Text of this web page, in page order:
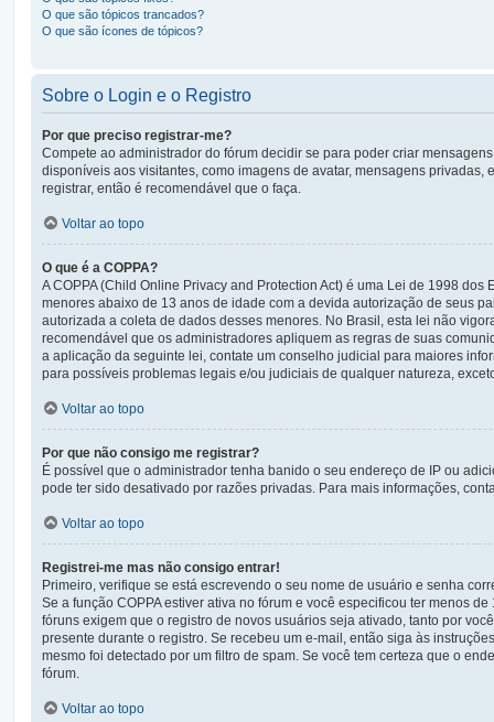
O que são tópicos trancados?
O que são ícones de tópicos?
Sobre o Login e o Registro
Por que preciso registrar-me?
Compete ao administrador do fórum decidir se para poder criar
disponíveis aos visitantes, como imagens de avatar, mensagens
registrar, então é recomendável que o faça.
Voltar ao topo
O que é a COPPA?
A COPPA (Child Online Privacy and Protection Act) é uma Lei de 1998
menores abaixo de 13 anos de idade com a devida autorização de seus
autorizada a coleta de dados desses menores. No Brasil, esta lei não
recomendável que os administradores apliquem as regras de suas
a aplicação da seguinte lei, contate um conselho judicial para maiores
para possíveis problemas legais e/ou judiciais de qualquer natureza,
Voltar ao topo
Por que não consigo me registrar?
É possível que o administrador tenha banido o seu endereço de IP ou
pode ter sido desativado por razões privadas. Para mais informações,
Voltar ao topo
Registrei-me mas não consigo entrar!
Primeiro, verifique se está escrevendo o seu nome de usuário e senha
Se a função COPPA estiver ativa no fórum e você especificou ter menos
fóruns exigem que o registro de novos usuários seja ativado, tanto por
presente durante o registro. Se recebeu um e-mail, então siga às
mesmo foi detectado por um filtro de spam. Se você tem certeza que o
fórum.
Voltar ao topo